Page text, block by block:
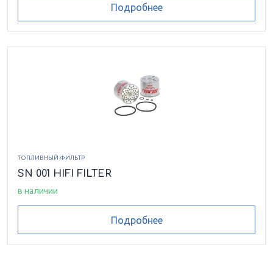
Подробнее
ТОПЛИВНЫЙ ФИЛЬТР
SN 001 HIFI FILTER
в наличии
Подробнее